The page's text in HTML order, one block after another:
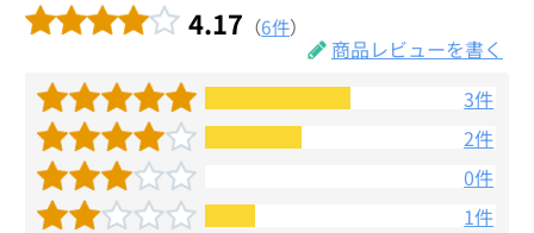
4.17 （6件）
商品レビューを書く
3件
2件
0件
1件